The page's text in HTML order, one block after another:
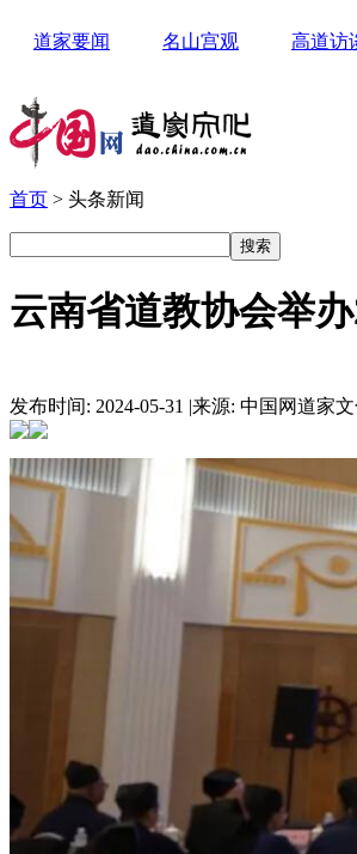
道家要闻 名山宫观 高道访
首页 > 头条新闻
云南省道教协会举
发布时间: 2024-05-31 |来源: 中国网道家